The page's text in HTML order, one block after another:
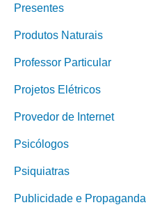
Presentes
Produtos Naturais
Professor Particular
Projetos Elétricos
Provedor de Internet
Psicólogos
Psiquiatras
Publicidade e Propaganda